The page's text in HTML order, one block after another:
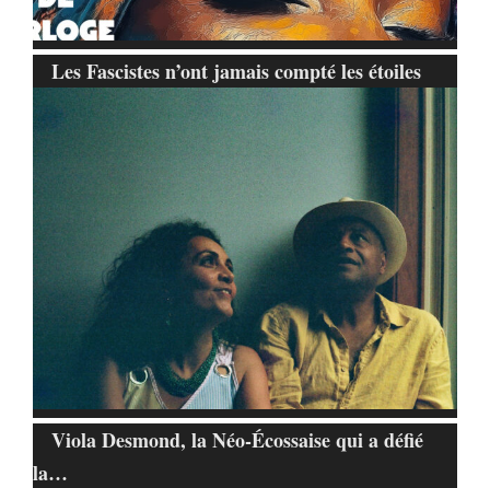
Les Fascistes n’ont jamais compté les étoiles
Viola Desmond, la Néo-Écossaise qui a défié
la…